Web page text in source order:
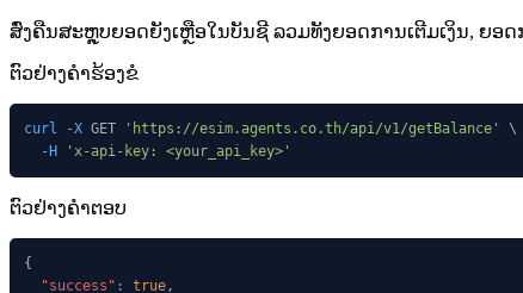
ສົ່ງຄືນສະຫຼຸບຍອດຍັງເຫຼືອໃນບັນຊີ ລວມທັງຍອດການເຕີມເງິນ, ຍອ
ຕົວຢ່າງຄໍາຮ້ອງຂໍ
curl -X GET 'https://esim.agents.co.th/api/v1/getBalance'
\
-H
'x-api-key: <your_api_key>'
ຕົວຢ່າງຄໍາຕອບ
{
"success" : true,